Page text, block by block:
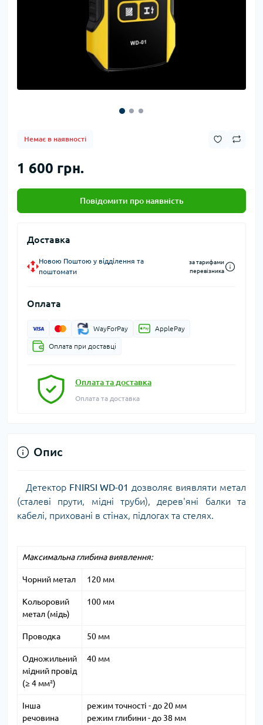
Немає в наявності
1 600 грн.
Повідомити про наявність
Доставка
Новою Поштою у відділення та
поштомати
за тарифами
перевізника
Оплата
WayForPay ApplePay
Оплата при доставці
Оплата та доставка
Оплата та доставка
Опис
ДетекторFNIRSI WD-01 дозволяє виявляти метал
(сталеві прути, мідні труби), дерев'яні балки та
кабелі, приховані в стінах, підлогах та стелях.
Максимальна глибина виявлення:
Чорний метал 120 мм
Кольоровий
метал (мідь)
100 мм
Проводка 50 мм
Одножильний
мідний провід
(≥ 4 мм²)
40 мм
Інша
речовина
режим точності - до 20 мм
режим глибини - до 38 мм